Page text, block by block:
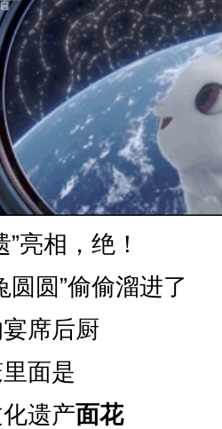
相，绝！
圆”偷偷溜进了
席后厨
面是
遗产面花